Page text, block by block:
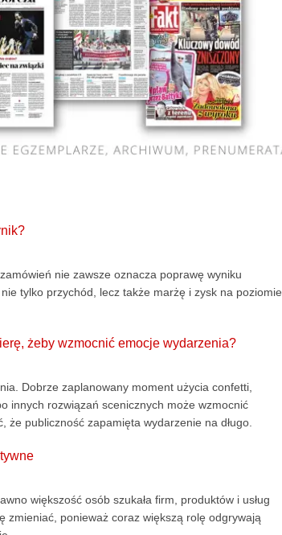
nie zawsze oznacza poprawę wyniku
tylko przychód, lecz także marżę i zysk na poziomie
żeby wzmocnić emocje wydarzenia?
Dobrze zaplanowany moment użycia confetti,
innych rozwiązań scenicznych może wzmocnić
publiczność zapamięta wydarzenie na długo.
większość osób szukała firm, produktów i usług
zmieniać, ponieważ coraz większą rolę odgrywają